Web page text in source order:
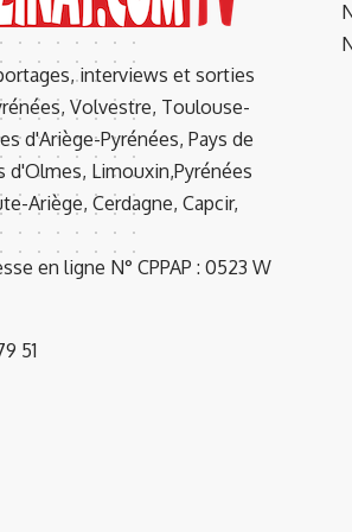
interviews et sorties
Volvestre, Toulouse-
d'Ariège-Pyrénées, Pays de
d'Olmes, Limouxin,Pyrénées
Ariège, Cerdagne, Capcir,
en ligne N° CPPAP : 0523 W
51